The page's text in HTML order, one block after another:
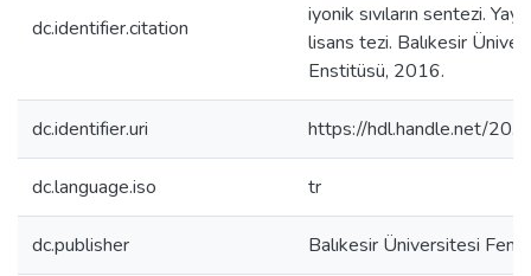
dc.identifier.citation
iyonik sıvıların sentezi.
lisans tezi. Balıkesir
Enstitüsü, 2016.
dc.identifier.uri https://hdl.handle.net/
dc.language.iso tr
dc.publisher Balıkesir Üniversitesi Fen